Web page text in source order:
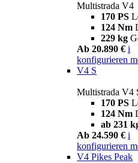
Multistrada V4
170 PS
124 Nm
229 kg
Ab 20.890 € i
konfigurieren
V4 S
Multistrada V4
170 PS
124 Nm
ab 231
Ab 24.590 € i
konfigurieren
V4 Pikes Peak